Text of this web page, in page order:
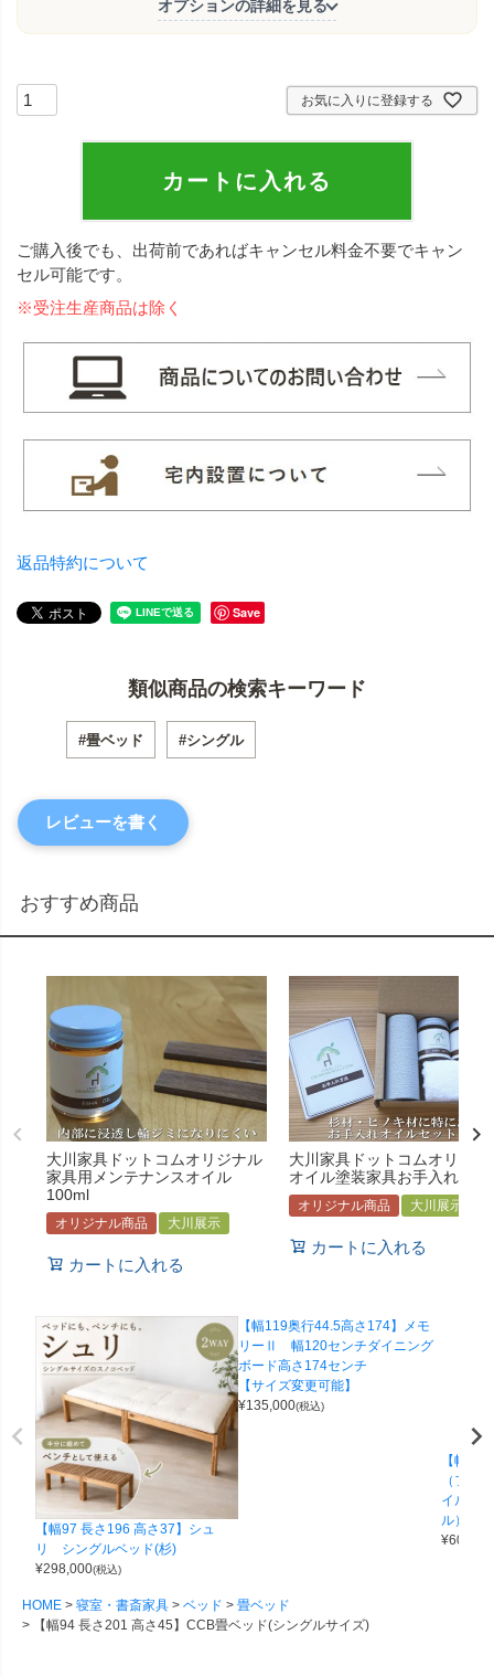
オプションの詳細を見る
お気に入りに登録する
カートに入れる
ご購入後でも、出荷前であればキャンセル料金不要でキャン
セル可能です。
※受注生産商品は除く
返品特約について
Save
類似商品の検索キーワード
#畳ベッド #シングル
レビューを書く
おすすめ商品
大川家具ドットコムオリジナル
家具用メンテナンスオイル
100ml
オリジナル商品 大川展示
カートに入れる
大川家具ドットコムオリジナ
オイル塗装家具お手入れセッ
オリジナル商品 大川展示
カートに入れる
【幅97 長さ196 高さ37】シュ
リ シングルベッド(杉)
¥298,000(税込)
【幅119奥行44.5高さ174】メモ
リーⅡ 幅120センチダイニング
ボード高さ174センチ
【サイズ変更可能】
¥135,000(税込)
【幅
（フィ
イルダ
ル）
¥60,000
HOME 寝室・書斎家具 ベッド
畳ベッド
【幅94 長さ201 高さ45】CCB畳ベッド(シングルサイズ)